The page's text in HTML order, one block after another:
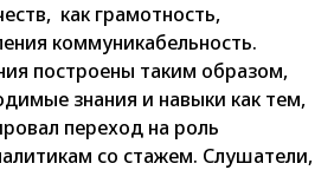
как грамотность,
коммуникабельность.
построены таким образом,
знания и навыки как тем,
переход на роль
со стажем. Слушатели,